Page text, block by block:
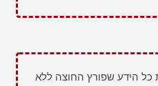
כל הידע שפורץ החוצה ללא